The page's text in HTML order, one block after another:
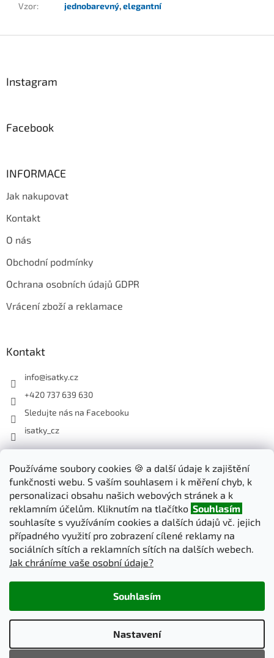
Používáme soubory cookies 🍪 a další údaje k zajištění
funkčnosti webu. S vaším souhlasem i k měření chyb, k
personalizaci obsahu našich webových stránek a k
reklamním účelům. Kliknutím na tlačítko Souhlasím
souhlasíte s využíváním cookies a dalších údajů vč. jejich
případného využití pro zobrazení cílené reklamy na
sociálních sítích a reklamních sítích na dalších webech.
Jak chráníme vaše osobní údaje?
Nastavení
Souhlasím
Vzor: jednobarevný,elegantní
Instagram
Facebook
INFORMACE
Jak nakupovat
Kontakt
O nás
Obchodní podmínky
Ochrana osobních údajů GDPR
Vrácení zboží a reklamace
Kontakt
info@isatky.cz
+420 737 639 630
Sledujte nás na Facebooku
isatky_cz
Odebírat newsletter
Vložte svůj e-mail a my vám budeme zasílat informace o nových
produktech na našem e-shopu.
E-mail
PŘIHLÁSIT SE